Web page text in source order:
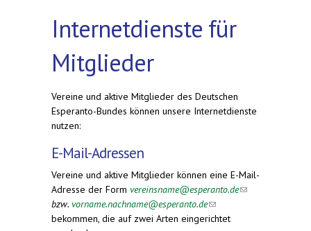
Internetdienste für
Mitglieder
Vereine und aktive Mitglieder des Deutschen
Esperanto-Bundes können unsere Internetdienste
nutzen:
E-Mail-Adressen
Vereine und aktive Mitglieder können eine E-Mail-
Adresse der Form vereinsname@esperanto.de(link
bzw. vorname.nachname@esperanto.de(link sends
e-mail)
bekommen, die auf zwei Arten eingerichtet